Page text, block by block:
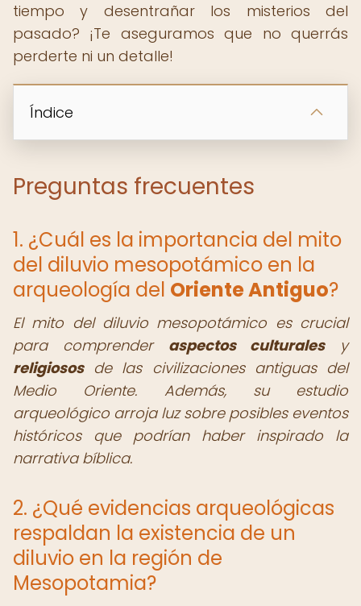
tiempo y desentrañar los misterios del
pasado? ¡Te aseguramos que no querrás
perderte ni un detalle!
Índice
Preguntas frecuentes
1. ¿Cuál es la importancia del mito
del diluvio mesopotámico en la
arqueología del Oriente Antiguo?
El mito del diluvio mesopotámico es crucial
para comprender aspectos culturalesy
religiososde las civilizaciones antiguas del
Medio Oriente. Además, su estudio
arqueológico arroja luz sobre posibles eventos
históricos que podrían haber inspirado la
narrativa bíblica.
2. ¿Qué evidencias arqueológicas
respaldan la existencia de un
diluvio en la región de
Mesopotamia?